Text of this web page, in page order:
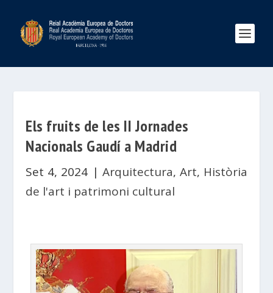
Els fruits de les II Jornades
Nacionals Gaudí a Madrid
Set 4, 2024 | Arquitectura, Art, Història
de l'art i patrimoni cultural